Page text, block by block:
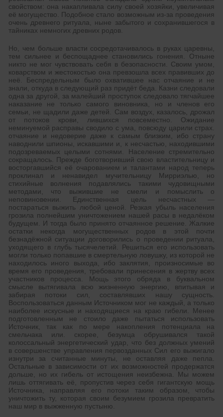
свойством: она накапливала силу своей хозяйки, увеличивая
её могущество. Подобное стало возможным из-за проведения
очень древнего ритуала, ныне забытого и сохранившегося в
тайниках немногих древних родов.
Но, чем больше власти сосредотачивалось в руках царевны,
тем сильнее и беспощаднее становились гонения. Отныне
никто не мог чувствовать себя в безопасности. Своим умом,
коварством и жестокостью она превзошла всех правивших до
неё. Беспредельным было охватившее нас отчаяние и не
знали, откуда в следующий раз придёт беда. Казни следовали
одна за другой, за малейший проступок следовало тягчайшее
наказание не только самого виновника, но и членов его
семьи, не щадили даже детей. Сам воздух, казалось, дрожал
от потоков крови, лившихся повсеместно. Ожидание
неминуемой расправы сводило с ума, повсюду царили страх.
отчаяние и недоверие даже к самым близким, ибо страну
наводнили шпионы, искавшими и, к несчастью, находившими
подозреваемых целыми сотнями. Население стремительно
сокращалось. Прежде боготворивший свою властительницу и
восторгавшийся её очарованием и талантами народ теперь
проклинал и ненавидел мучительницу Мирриэлью, но
стихийные волнения подавлялись такими чудовищными
методами, что выжившие не смели и помыслить о
неповиновении. Единственная цель несчастных —
постараться выжить любой ценой. Резкая убыль населения
грозила полнейшим уничтожением нашей расы в недалёком
будущем. И тогда было принято отчаянное решение. Жалкие
остатки некогда могущественных родов в этой почти
безнадёжной ситуации договорились о проведении ритуала,
уходящего в глубь тысячелетий. Решиться его использовать
могли только попавшие в смертельную ловушку, из которой не
находилось иного выхода, ибо заклятия, произносимые во
время его проведения, требовали принесения в жертву всех
участников процесса. Мощь этого обряда в буквальном
смысле вытягивала всю жизненную энергию, впитывая и
забирая потоки сил, составлявших нашу сущность.
Воспользоваться данным Источником мог не каждый, а только
наиболее искусные и находящиеся на краю гибели. Менее
подготовленным не стоило даже пытаться использовать
Источник, так как по мере накопления потенциала на
смельчака или. скорее, безумца обрушивался такой
колоссальный энергетический удар, что без должных умений
в совершенстве управления первозданных Сил его выжигало
изнутри за считанные минуты, не оставляя даже пепла.
Остальные в зависимости от их возможностей продержатся
дольше, но их гибель от истощения неизбежна. Мы можем
лишь оттягивать её, пропустив через себя гигантскую мощь
Источника, направляя его потоки таким образом, чтобы
уничтожить ту, которая своим безумием грозила превратить
наш мир в выжженную пустыню.